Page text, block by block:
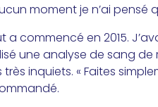
moment je n’ai pensé
a commencé en 2015.
une analyse de sang
très inquiets. « Faites